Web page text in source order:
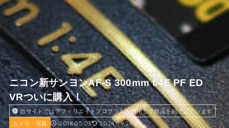
ニコン新サンヨンAF-S 300mm f/4E PF ED
VRついに購入！
当サイトではアフィリエイトプログラムを利用して商品を紹介しています
カメラ・写真 2018.05.03 2024.09.28